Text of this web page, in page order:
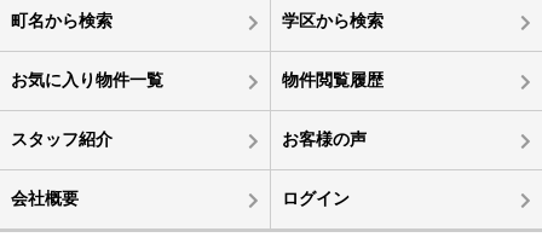
町名から検索 学区から検索
お気に入り物件一覧 物件閲覧履歴
スタッフ紹介 お客様の声
会社概要 ログイン